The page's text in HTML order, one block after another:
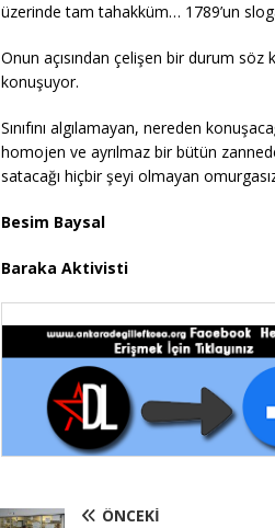
üzerinde tam tahakküm… 1789’un
Onun açısından çelişen bir durum söz
konuşuyor.
Sınıfını algılamayan, nereden
homojen ve ayrılmaz bir bütün
satacağı hiçbir şeyi olmayan
Besim Baysal
Baraka Aktivisti
ÖNCEKI